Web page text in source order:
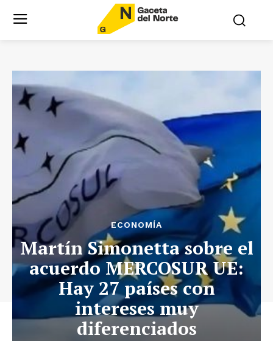
ECONOMÍA
Martín Simonetta sobre el
acuerdo MERCOSUR UE:
Hay 27 países con
intereses muy
diferenciados